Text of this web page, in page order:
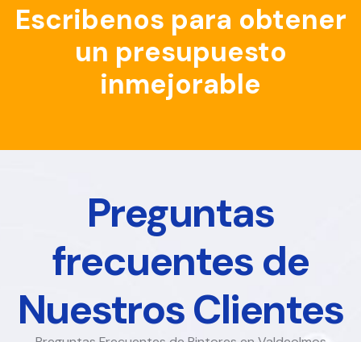
Escribenos para obtener
un presupuesto
inmejorable
Preguntas
frecuentes de
Nuestros Clientes